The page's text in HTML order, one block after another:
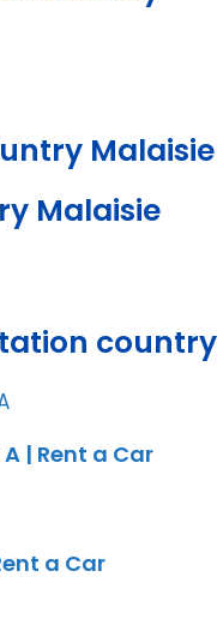
Malaisie
Malaisie
country
A | Rent a Car
a Car